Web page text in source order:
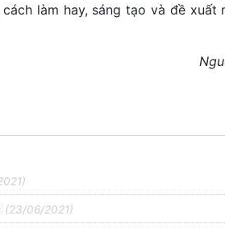
làm hay, sáng tạo và đề xuất
(23/06/2021)